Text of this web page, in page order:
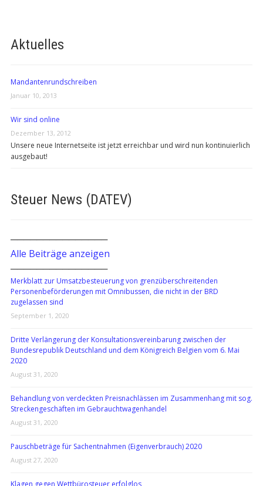
Aktuelles
Mandantenrundschreiben
Januar 10, 2013
Wir sind online
Dezember 13, 2012
Unsere neue Internetseite ist jetzt erreichbar und wird nun kontinuierlich
ausgebaut!
Steuer News (DATEV)
───────────────
Alle Beiträge anzeigen
───────────────
Merkblatt zur Umsatzbesteuerung von grenzüberschreitenden
Personenbeförderungen mit Omnibussen, die nicht in der BRD
zugelassen sind
September 1, 2020
Dritte Verlängerung der Konsultationsvereinbarung zwischen der
Bundesrepublik Deutschland und dem Königreich Belgien vom 6. Mai
2020
August 31, 2020
Behandlung von verdeckten Preisnachlässen im Zusammenhang mit sog.
Streckengeschäften im Gebrauchtwagenhandel
August 31, 2020
Pauschbeträge für Sachentnahmen (Eigenverbrauch) 2020
August 27, 2020
Klagen gegen Wettbürosteuer erfolglos